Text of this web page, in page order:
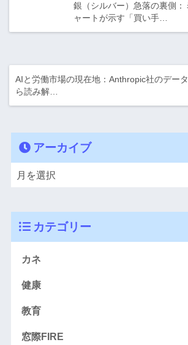
銀（シルバー）急落の裏側：
ャートが示す「買い手…
AIと労働市場の現在地：Anthropic社のデー
ら読み解…
アーカイブ
カテゴリー
カネ
健康
教育
窓際FIRE